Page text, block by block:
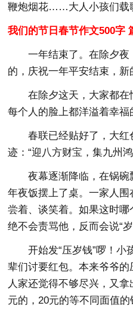
鞭炮烟花……大人小孩们载
我们的节日春节作文500字
一年结束了。在除夕
的，庆祝一年平安结束，新
在除夕这天，大家都在
每个人的脸上都洋溢着幸福
春联已经贴好了，大
迹：“迎八方财宝，集九州
夜幕逐渐降临，在锅
年夜饭摆上了桌。一家人
尝着、谈笑着。如果这时哪
绝不会责骂他，反而会说“
开始发“压岁钱”啰！小
辈们讨要红包。本来爷爷
人家还觉得不够尽兴，又
元的，20元的等不同面值